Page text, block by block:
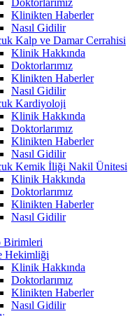
Klinikten Haberler
Nasıl Gidilir
Kalp ve Damar Cerrahisi
Klinik Hakkında
Doktorlarımız
Klinikten Haberler
Nasıl Gidilir
Kardiyoloji
Klinik Hakkında
Doktorlarımız
Klinikten Haberler
Nasıl Gidilir
Kemik İliği Nakil Ünitesi
Klinik Hakkında
Doktorlarımız
Klinikten Haberler
Nasıl Gidilir
Birimleri
Hekimliği
Klinik Hakkında
Doktorlarımız
Klinikten Haberler
Nasıl Gidilir